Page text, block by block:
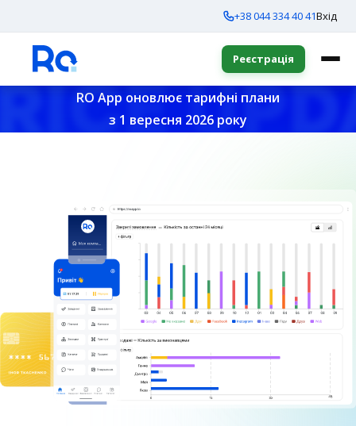
+38 044 334 40 41Вхід
Реєстрація
RO App оновлює тарифні плани
з 1 вересня 2026 року